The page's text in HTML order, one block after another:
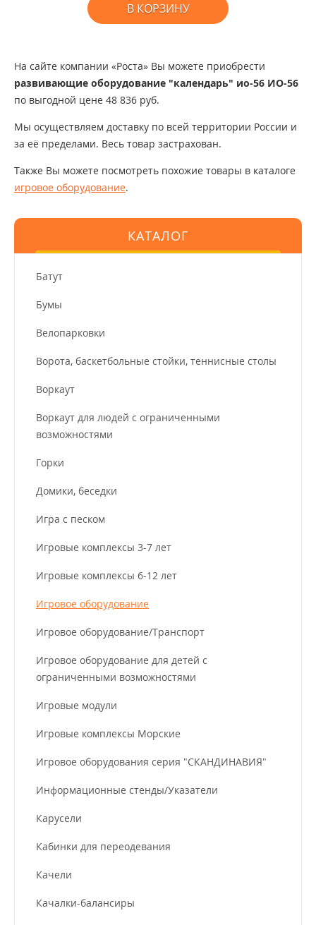
В КОРЗИНУ
На сайте компании «Роста» Вы можете приобрести
развивающие оборудование "календарь" ио-56 ИО-56
по выгодной цене 48 836 руб.
Мы осуществляем доставку по всей территории России и
за её пределами. Весь товар застрахован.
Также Вы можете посмотреть похожие товары в каталоге
игровое оборудование.
КАТАЛОГ
Батут
Бумы
Велопарковки
Ворота, баскетбольные стойки, теннисные столы
Воркаут
Воркаут для людей с ограниченными
возможностями
Горки
Домики, беседки
Игра с песком
Игровые комплексы 3-7 лет
Игровые комплексы 6-12 лет
Игровое оборудование
Игровое оборудование/Транспорт
Игровое оборудование для детей с
ограниченными возможностями
Игровые модули
Игровые комплексы Морские
Игровое оборудования серия "СКАНДИНАВИЯ"
Информационные стенды/Указатели
Карусели
Кабинки для переодевания
Качели
Качалки-балансиры